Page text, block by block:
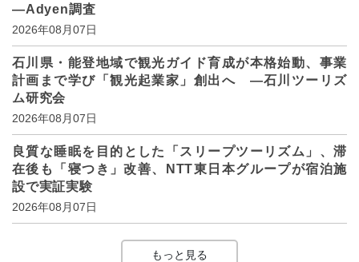
―Adyen調査
2026年08月07日
石川県・能登地域で観光ガイド育成が本格始動、事業
計画まで学び「観光起業家」創出へ ―石川ツーリズ
ム研究会
2026年08月07日
良質な睡眠を目的とした「スリープツーリズム」、滞
在後も「寝つき」改善、NTT東日本グループが宿泊施
設で実証実験
2026年08月07日
もっと見る